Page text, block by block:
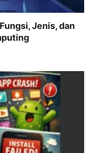
Jenis, dan